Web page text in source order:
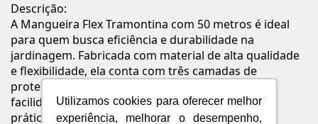
Utilizamos cookies para oferecer melhor
experiência, melhorar o desempenho,
Descrição:
A Mangueira Flex Tramontina com 50 metros é ideal
para quem busca eficiência e durabilidade na
jardinagem. Fabricada com material de alta qualidade
e flexibilidade, ela conta com três camadas de
proteção que garantem resistência à pressão e
facilidade no manuseio, proporcionando um uso
prático e seguro em atividades domésticas ou